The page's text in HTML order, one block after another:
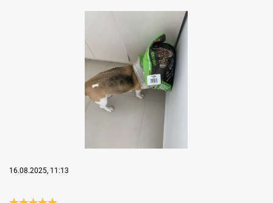
16.08.2025, 11:13